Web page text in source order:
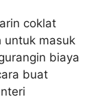
coklat
untuk masuk
biaya
buat